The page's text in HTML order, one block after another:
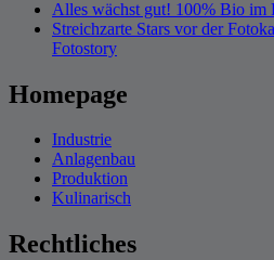
Alles wächst gut! 100% Bio im
Streichzarte Stars vor der
Fotostory
Homepage
Industrie
Anlagenbau
Produktion
Kulinarisch
Rechtliches